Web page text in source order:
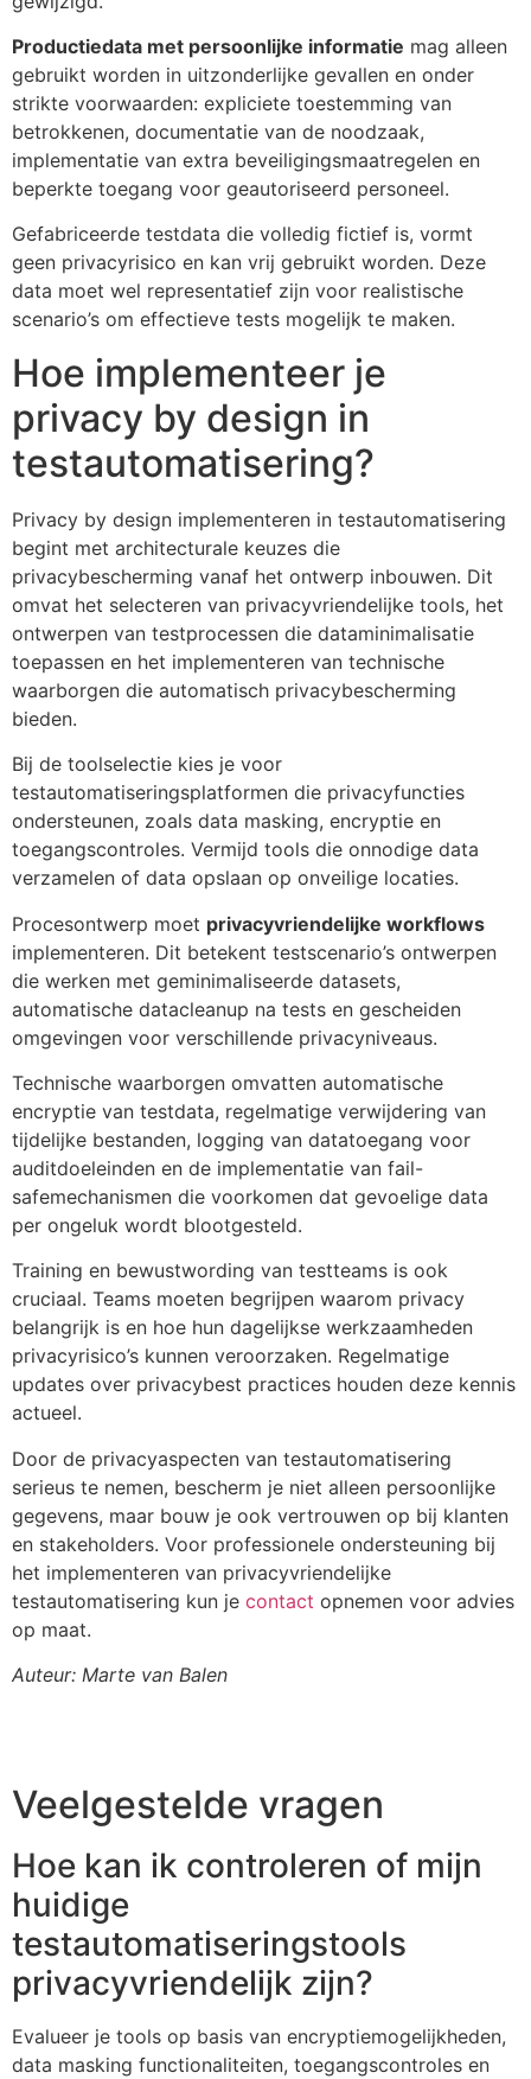
Productiedata met persoonlijke informatie mag alleen
gebruikt worden in uitzonderlijke gevallen en onder
strikte voorwaarden: expliciete toestemming van
betrokkenen, documentatie van de noodzaak,
implementatie van extra beveiligingsmaatregelen en
beperkte toegang voor geautoriseerd personeel.
Gefabriceerde testdata die volledig fictief is, vormt
geen privacyrisico en kan vrij gebruikt worden. Deze
data moet wel representatief zijn voor realistische
scenario’s om effectieve tests mogelijk te maken.
Hoe implementeer je
privacy by design in
testautomatisering?
Privacy by design implementeren in testautomatisering
begint met architecturale keuzes die
privacybescherming vanaf het ontwerp inbouwen. Dit
omvat het selecteren van privacyvriendelijke tools, het
ontwerpen van testprocessen die dataminimalisatie
toepassen en het implementeren van technische
waarborgen die automatisch privacybescherming
bieden.
Bij de toolselectie kies je voor
testautomatiseringsplatformen die privacyfuncties
ondersteunen, zoals data masking, encryptie en
toegangscontroles. Vermijd tools die onnodige data
verzamelen of data opslaan op onveilige locaties.
Procesontwerp moet privacyvriendelijke workflows
implementeren. Dit betekent testscenario’s ontwerpen
die werken met geminimaliseerde datasets,
automatische datacleanup na tests en gescheiden
omgevingen voor verschillende privacyniveaus.
Technische waarborgen omvatten automatische
encryptie van testdata, regelmatige verwijdering van
tijdelijke bestanden, logging van data­toegang voor
auditdoeleinden en de implementatie van fail-
safemechanismen die voorkomen dat gevoelige data
per ongeluk wordt blootgesteld.
Training en bewustwording van testteams is ook
cruciaal. Teams moeten begrijpen waarom privacy
belangrijk is en hoe hun dagelijkse werkzaamheden
privacyrisico’s kunnen veroorzaken. Regelmatige
updates over privacybest practices houden deze kennis
actueel.
Door de privacyaspecten van testautomatisering
serieus te nemen, bescherm je niet alleen persoonlijke
gegevens, maar bouw je ook vertrouwen op bij klanten
en stakeholders. Voor professionele ondersteuning bij
het implementeren van privacyvriendelijke
testautomatisering kun je contact opnemen voor advies
op maat.
Auteur: Marte van Balen
Veelgestelde vragen
Hoe kan ik controleren of mijn
huidige
testautomatiseringstools
privacyvriendelijk zijn?
Evalueer je tools op basis van encryptiemogelijkheden,
data masking functionaliteiten, toegangscontroles en